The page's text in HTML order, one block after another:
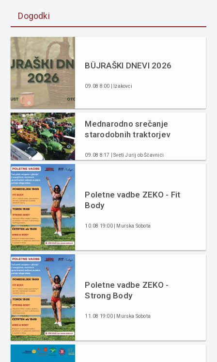
Dogodki
BÜJRAŠKI DNEVI 2026
09.08 8:00 | Ižakovci
Mednarodno srečanje
starodobnih traktorjev
09.08 8:17 | Sveti Jurij ob Ščavnici
Poletne vadbe ZEKO - Fit
Body
10.08 19:00 | Murska Sobota
Poletne vadbe ZEKO -
Strong Body
11.08 19:00 | Murska Sobota